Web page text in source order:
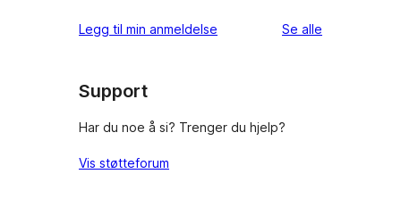
star
Legg til min anmeldelse Se alle
Support
Har du noe å si? Trenger du hjelp?
Vis støtteforum